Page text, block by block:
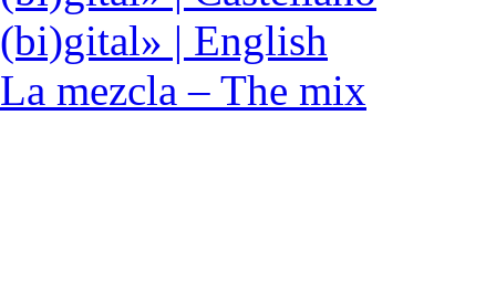
(bi)gital» | English
La mezcla – The mix